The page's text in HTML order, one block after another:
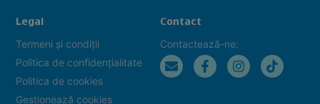
Legal
Termeni și condiții
Politica de confidențialitate
Politica de cookies
Gestionează cookies
Contact
Contactează-ne: